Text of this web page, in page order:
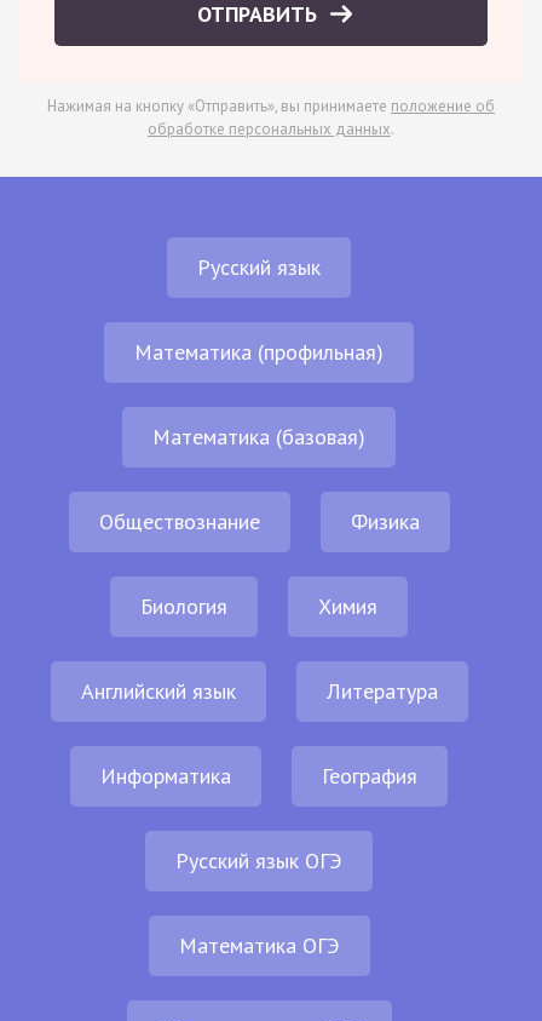
ОТПРАВИТЬ
Нажимая на кнопку «Отправить», вы принимаете положение об
обработке персональных данных.
Русский язык
Математика (профильная)
Математика (базовая)
Обществознание Физика
Биология Химия
Английский язык Литература
Информатика География
Русский язык ОГЭ
Математика ОГЭ